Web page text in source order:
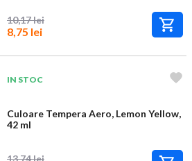
10,17 lei
8,75 lei
IN STOC
Culoare Tempera Aero, Lemon Yellow,
42 ml
13,74 lei